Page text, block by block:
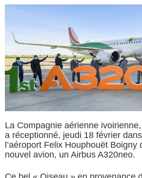
La Compagnie aérienne ivoirienne,
a réceptionné, jeudi 18 février
l’aéroport Felix Houphouët
nouvel avion, un Airbus A320neo.